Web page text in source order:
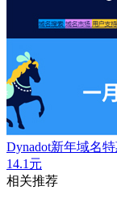
Dynadot新年域名
14.1元
相关推荐